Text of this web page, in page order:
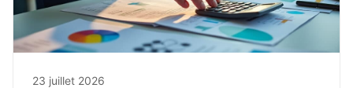
23 juillet 2026